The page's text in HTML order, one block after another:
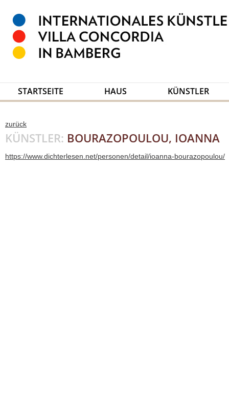
STARTSEITE HAUS KÜNSTLER
zurück
KÜNSTLER: BOURAZOPOULOU, IOANNA
https://www.dichterlesen.net/personen/detail/ioanna-bourazopoulou/